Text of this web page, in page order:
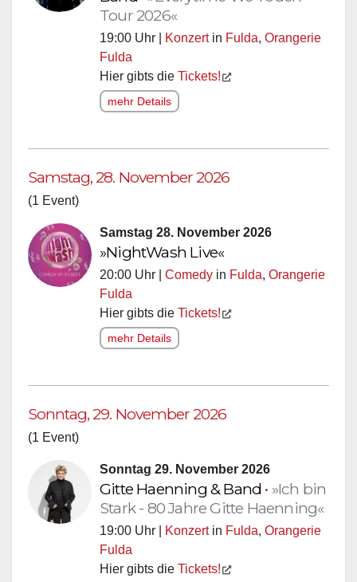
Tour 2026«
19:00 Uhr | Konzertin Fulda, Orangerie
Fulda
Hier gibts die Tickets!
mehr Details
Samstag, 28. November 2026
(1 Event)
Samstag 28. November 2026
»NightWash Live«
20:00 Uhr | Comedy in Fulda, Orangerie
Fulda
Hier gibts die Tickets!
mehr Details
Sonntag, 29. November 2026
(1 Event)
Sonntag 29. November 2026
Gitte Haenning & Band • »Ich bin
Stark - 80 Jahre Gitte Haenning«
19:00 Uhr | Konzertin Fulda, Orangerie
Fulda
Hier gibts die Tickets!